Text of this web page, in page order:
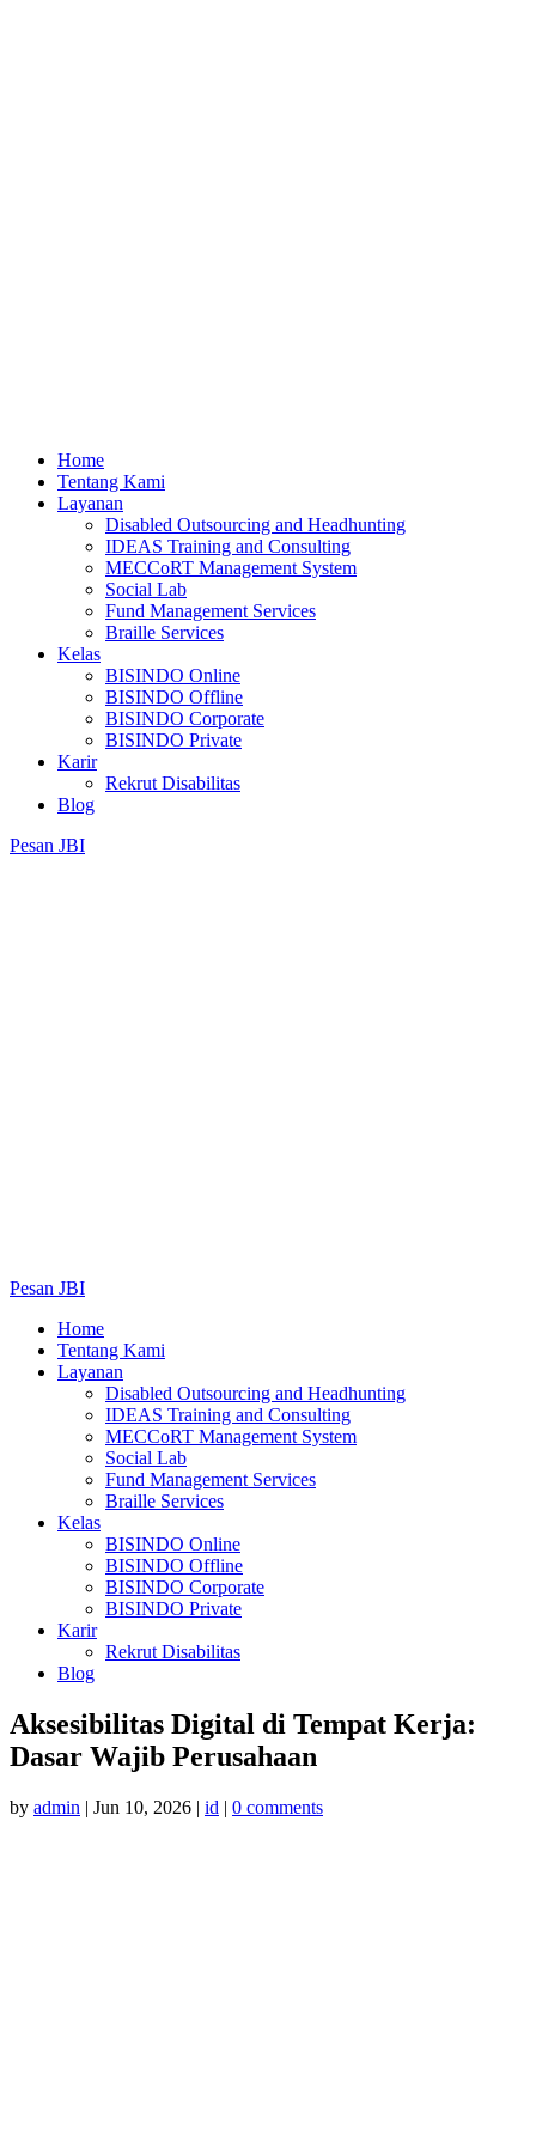
Home
Tentang Kami
Layanan
Disabled Outsourcing and Headhunting
IDEAS Training and Consulting
MECCoRT Management System
Social Lab
Fund Management Services
Braille Services
Kelas
BISINDO Online
BISINDO Offline
BISINDO Corporate
BISINDO Private
Karir
Rekrut Disabilitas
Blog
Pesan JBI
Pesan JBI
Home
Tentang Kami
Layanan
Disabled Outsourcing and Headhunting
IDEAS Training and Consulting
MECCoRT Management System
Social Lab
Fund Management Services
Braille Services
Kelas
BISINDO Online
BISINDO Offline
BISINDO Corporate
BISINDO Private
Karir
Rekrut Disabilitas
Blog
Aksesibilitas Digital di Tempat Kerja:
Dasar Wajib Perusahaan
by admin | Jun 10, 2026 | id | 0 comments